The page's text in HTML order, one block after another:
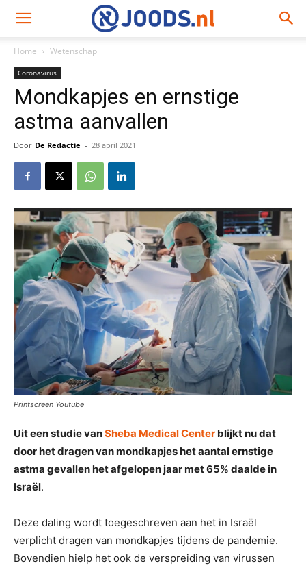
Home Wetenschap
Coronavirus
Mondkapjes en ernstige
astma aanvallen
Door De Redactie - 28 april 2021
Printscreen Youtube
Uit een studie vanSheba Medical Center blijkt nu dat
door het dragen van mondkapjes het aantal ernstige
astma gevallen het afgelopen jaar met 65% daalde in
Israël.
Deze daling wordt toegeschreven aan het in Israël
verplicht dragen van mondkapjes tijdens de pandemie.
Bovendien hielp het ook de verspreiding van virussen